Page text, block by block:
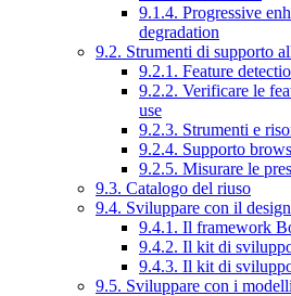
9.1.4. Progressive
degradation
9.2. Strumenti di supporto
9.2.1. Feature
9.2.2. Verificare le
use
9.2.3. Strumenti e
9.2.4. Supporto
9.2.5. Misurare le
9.3. Catalogo del riuso
9.4. Sviluppare con il
9.4.1. Il framework
9.4.2. Il kit di
9.4.3. Il kit di
9.5. Sviluppare con i